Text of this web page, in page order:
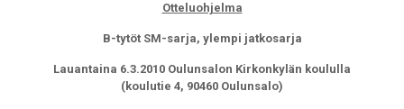
Otteluohjelma
B-tytöt SM-sarja, ylempi jatkosarja
Lauantaina 6.3.2010 Oulunsalon Kirkonkylän koululla
(koulutie 4, 90460 Oulunsalo)